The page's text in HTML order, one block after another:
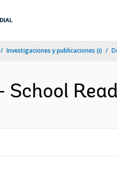
Investigaciones y publicaciones (i)
School